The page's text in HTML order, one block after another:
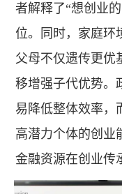
者解释了“想创业
位。同时，家庭环
父母不仅遗传更优
移增强子代优势。
易降低整体效率，
高潜力个体的创业
金融资源在创业传